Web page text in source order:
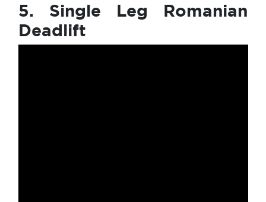
5. Single Leg Romanian
Deadlift